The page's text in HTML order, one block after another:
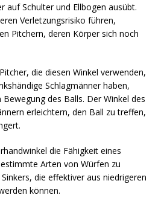
auf Schulter und Ellbogen ausübt.
Verletzungsrisiko führen,
Pitchern, deren Körper sich noch
die diesen Winkel verwenden,
Schlagmänner haben,
des Balls. Der Winkel des
erleichtern, den Ball zu treffen,
die Fähigkeit eines
Arten von Würfen zu
die effektiver aus niedrigeren
können.